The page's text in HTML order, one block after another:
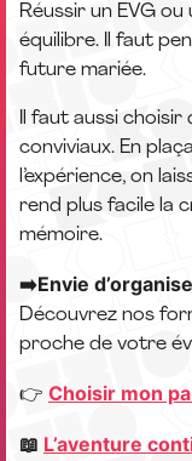
Réussir un EVG ou
équilibre. Il faut
future mariée.
Il faut aussi
conviviaux. En
l’expérience, on
rend plus facile la
mémoire.
➡️Envie
Découvrez nos
proche de votre
👉 Choisir mon
📖 L’aventure